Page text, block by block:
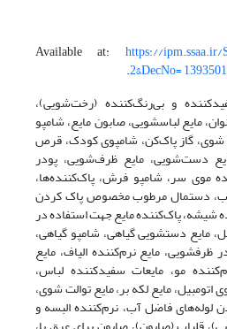
https://ipm.ssaa.ir/
2&DecNo=
.
سفیدکننده و بی‌رنگ‌کننده (رخت‌شویی)،
مایع لباسشویی، صابون مایع، شامپو
گاز پاک‌کن، شامپوی کودک، قرص
دست‌شویی، مایع ظرف‌شویی، پودر
موی سر، شامپو فرش، پاک‌کننده‌ها،
دستمال مرطوب مخصوص پاک کردن
شیشه، پاک‌کننده مایع جهت استفاده در
مایع دستشویی گیاهی، شامپو گیاهی،
مایع نرم‌کننده الیاف، مایع
مو، مایعات سفید‌کننده لباس،
مایع لکه بر، مایع توالت شوی،
لوله‌های فاضل آب، نرم‌کننده البسه و